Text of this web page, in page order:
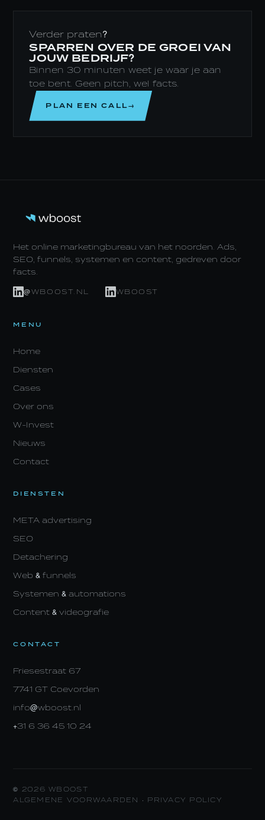
Verder praten?
SPARREN OVER DE GROEI VAN
JOUW BEDRIJF?
Binnen 30 minuten weet je waar je aan
toe bent. Geen pitch, wel facts.
PLAN EEN CALL→
Het online marketingbureau van het noorden. Ads,
SEO, funnels, systemen en content, gedreven door
facts.
@WBOOST.NL WBOOST
MENU
Home
Diensten
Cases
Over ons
W-Invest
Nieuws
Contact
DIENSTEN
META advertising
SEO
Detachering
Web & funnels
Systemen & automations
Content & videografie
CONTACT
Friesestraat 67
7741 GT Coevorden
info@wboost.nl
+31 6 36 45 10 24
© 2026 WBOOST
ALGEMENE VOORWAARDEN
· PRIVACY POLICY